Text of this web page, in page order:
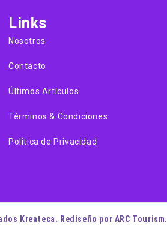
Links
Nosotros
Contacto
Últimos Artículos
Términos & Condiciones
Politica de Privacidad
Kreateca. Rediseño por ARC Tourism.